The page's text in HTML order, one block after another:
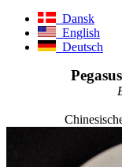
Dansk
English
Deutsch